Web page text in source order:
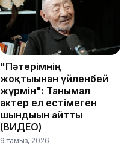
"Пәтерімнің
жоқтығынан үйленбей
жүрмін": Танымал
актер ел естімеген
шындығын айтты
(ВИДЕО)
9 тамыз, 2026